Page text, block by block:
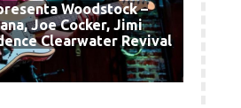
Woodstock –
Joe Cocker, Jimi
Clearwater Revival